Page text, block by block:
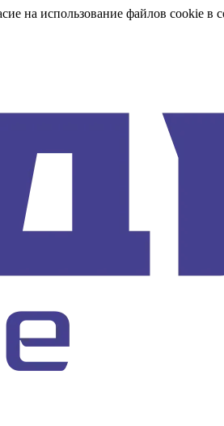
на использование файлов cookie в